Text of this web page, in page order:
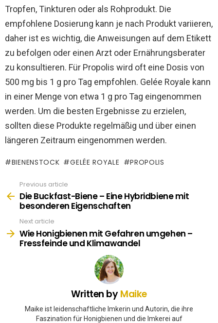
Tropfen, Tinkturen oder als Rohprodukt. Die
empfohlene Dosierung kann je nach Produkt variieren,
daher ist es wichtig, die Anweisungen auf dem Etikett
zu befolgen oder einen Arzt oder Ernährungsberater
zu konsultieren. Für Propolis wird oft eine Dosis von
500 mg bis 1 g pro Tag empfohlen. Gelée Royale kann
in einer Menge von etwa 1 g pro Tag eingenommen
werden. Um die besten Ergebnisse zu erzielen,
sollten diese Produkte regelmäßig und über einen
längeren Zeitraum eingenommen werden.
BIENENSTOCK GELÉE ROYALE PROPOLIS
more
Previous article
Die Buckfast-Biene – Eine Hybridbiene mit
besonderen Eigenschaften
Next article
Wie Honigbienen mit Gefahren umgehen –
Fressfeinde und Klimawandel
Written byMaike
Maike ist leidenschaftliche Imkerin und Autorin, die ihre
Faszination für Honigbienen und die Imkerei auf